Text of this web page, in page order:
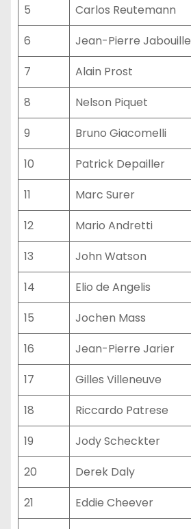
5
Carlos Reutemann
6
Jean-Pierre Jabouille
7
Alain Prost
8
Nelson Piquet
9
Bruno Giacomelli
10
Patrick Depailler
11
Marc Surer
12
Mario Andretti
13
John Watson
14
Elio de Angelis
15
Jochen Mass
16
Jean-Pierre Jarier
17
Gilles Villeneuve
18
Riccardo Patrese
19
Jody Scheckter
20
Derek Daly
21
Eddie Cheever